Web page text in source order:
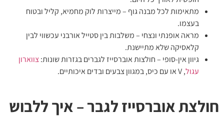
מתאימות לכל מבנה גוף – מייצרות לוק מחמיא, קליל ובטוח
בעצמו.
מראה אופנתי ונצחי – משלבות בין סטייל אורבני עכשווי לבין
קלאסיקה שלא מתיישנת.
גיוון אין-סופי – חולצות אוברסייז לגברים בגזרות שונות:צווארון
עגול, V או עם כיס, במגוון צבעים ובדים איכותיים.
חולצת אוברסייז לגבר – איך ללבוש